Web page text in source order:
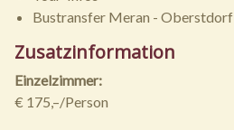
Bustransfer Meran - Oberstdorf
Zusatzinformation
Einzelzimmer:
€ 175,–/Person